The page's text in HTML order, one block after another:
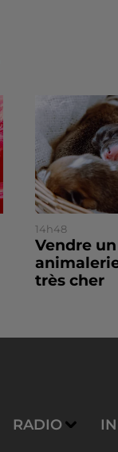
14h48
Vendre
très cher
RADIO